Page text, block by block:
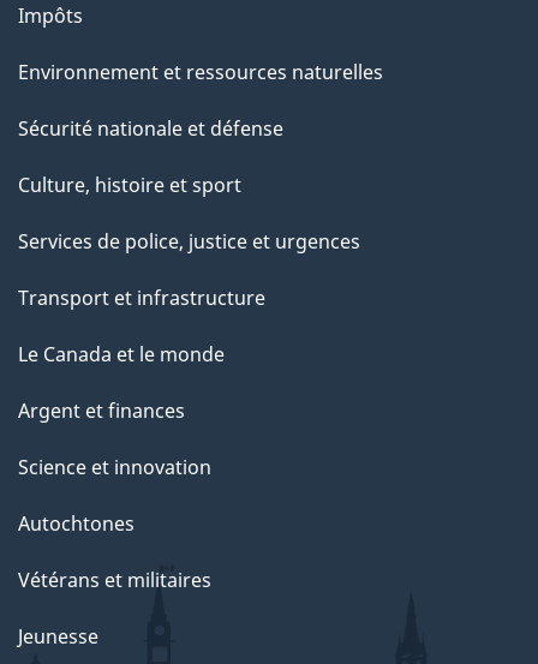
Impôts
Environnement et ressources naturelles
Sécurité nationale et défense
Culture, histoire et sport
Services de police, justice et urgences
Transport et infrastructure
Le Canada et le monde
Argent et finances
Science et innovation
Autochtones
Vétérans et militaires
Jeunesse